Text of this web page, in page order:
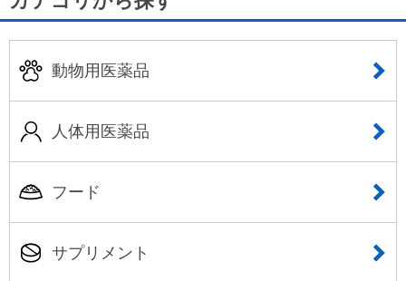
動物用医薬品
人体用医薬品
フード
サプリメント